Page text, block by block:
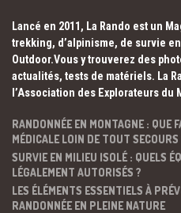
Lancé en 2011, La Rando est un
trekking, d’alpinisme, de survie
Outdoor.Vous y trouverez des
actualités, tests de matériels. La
l’Association des Explorateurs du
RANDONNÉE EN MONTAGNE : QUE
MÉDICALE LOIN DE TOUT SECOURS
SURVIE EN MILIEU ISOLÉ : QUELS
LÉGALEMENT AUTORISÉS ?
LES ÉLÉMENTS ESSENTIELS À
RANDONNÉE EN PLEINE NATURE